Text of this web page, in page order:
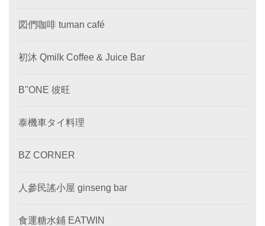
図們咖啡 tuman café
初沐 Qmilk Coffee & Juice Bar
B''ONE 彼旺
泰機車タイ料理
BZ CORNER
人參民謠小屋 ginseng bar
食運糖水鋪 EATWIN